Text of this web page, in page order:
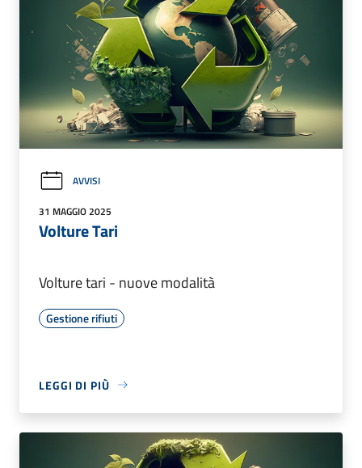
AVVISI
31 MAGGIO 2025
Volture Tari
Volture tari - nuove modalità
Gestione rifiuti
LEGGI DI PIÙ